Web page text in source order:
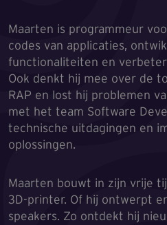
Maarten is programmeur
codes van applicaties,
functionaliteiten en
Ook denkt hij mee over de
RAP en lost hij problemen
met het team Software
technische uitdagingen en
oplossingen.
Maarten bouwt in zijn vrije
3D-printer. Of hij ontwerpt
speakers. Zo ontdekt hij